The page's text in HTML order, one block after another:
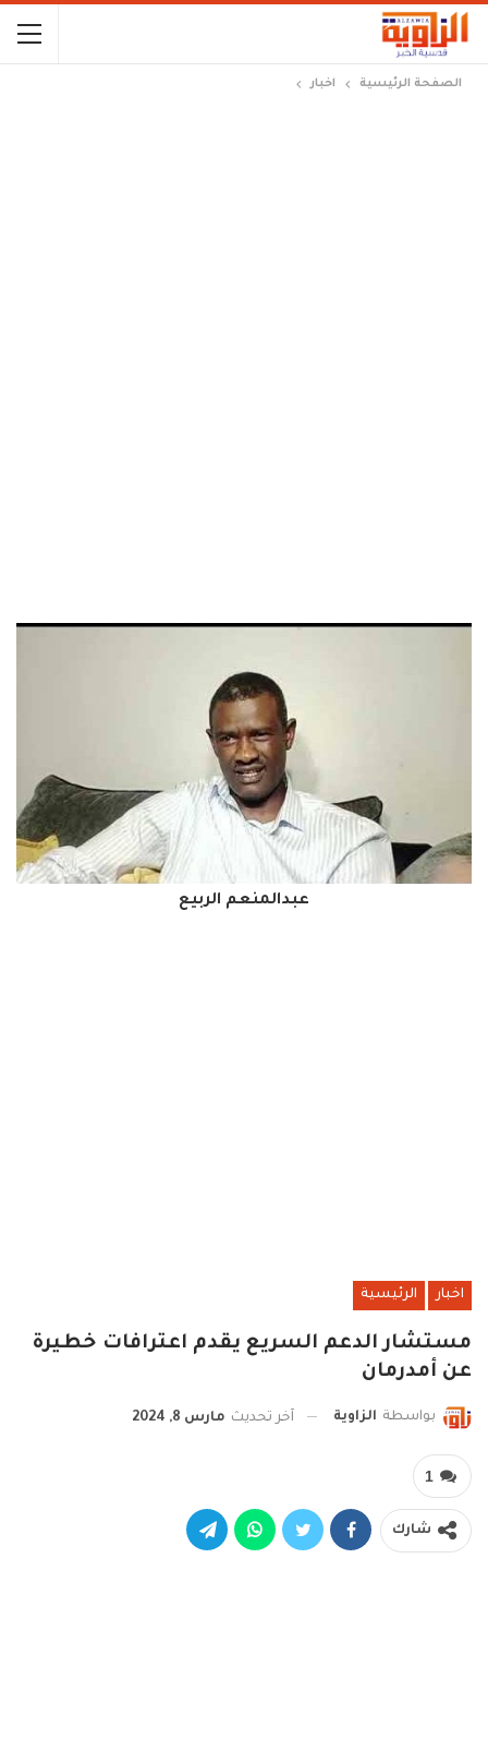
الصفحة الرئيسية اخبار
عبدالمنعم الربيع
اخبار الرئيسية
مستشار الدعم السريع يقدم اعترافات خطيرة
عن أمدرمان
بواسطة الزاوية آخر تحديث مارس 8, 2024
1
شارك